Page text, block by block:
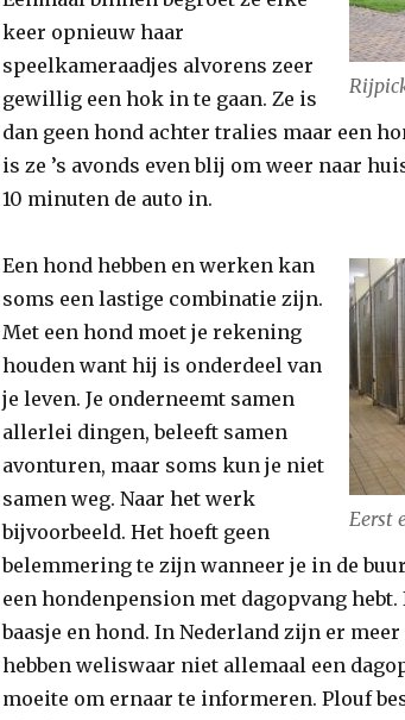
keer opnieuw haar
speelkameraadjes alvorens zeer
gewillig een hok in te gaan. Ze is
dan geen hond achter tralies maar een
is ze ’s avonds even blij om weer naar
10 minuten de auto in.
Eerst
Een hond hebben en werken kan
soms een lastige combinatie zijn.
Met een hond moet je rekening
houden want hij is onderdeel van
je leven. Je onderneemt samen
allerlei dingen, beleeft samen
avonturen, maar soms kun je niet
samen weg. Naar het werk
bijvoorbeeld. Het hoeft geen
belemmering te zijn wanneer je in de
een hondenpension met dagopvang
baasje en hond. In Nederland zijn er meer
hebben weliswaar niet allemaal een
moeite om ernaar te informeren. Plouf